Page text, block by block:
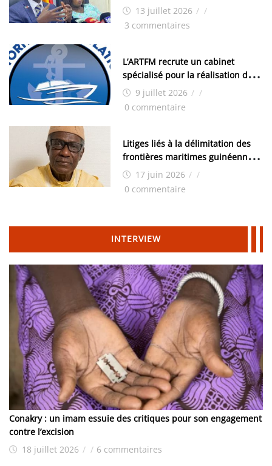
examens nationaux : « Si ce sont
les élections, on trouve tous les
13 juillet 2026 / /
3 commentaires
L’ARTFM recrute un cabinet
spécialisé pour la réalisation des
études techniques
9 juillet 2026 / /
0 commentaire
Litiges liés à la délimitation des
frontières maritimes guinéennes:
Idrissa Chérif écrit au ministre
des Hydrocarbures
17 juin 2026 / /
0 commentaire
INTERVIEW
Conakry : un imam essuie des critiques pour son engagement
contre l’excision
18 juillet 2026 / / 6 commentaires